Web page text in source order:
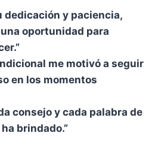
dedicación y paciencia,
oportunidad para
me motivó a seguir
en los momentos
consejo y cada palabra de
brindado.”